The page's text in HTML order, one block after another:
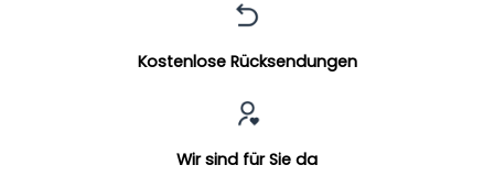
Kostenlose Rücksendungen
Wir sind für Sie da